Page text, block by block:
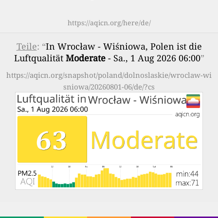
https://aqicn.org/here/de/
Teile: “In Wrocław - Wiśniowa, Polen ist die
Luftqualität Moderate- Sa., 1 Aug 2026 06:00”
https://aqicn.org/snapshot/poland/dolnoslaskie/wroclaw-wi
sniowa/20260801-06/de/?cs